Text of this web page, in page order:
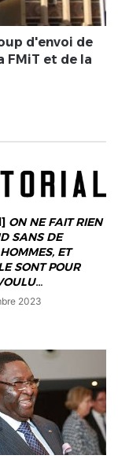
d'envoi de
FMiT et de la
ON NE FAIT RIEN
SANS DE
ET
SONT POUR
…
2023